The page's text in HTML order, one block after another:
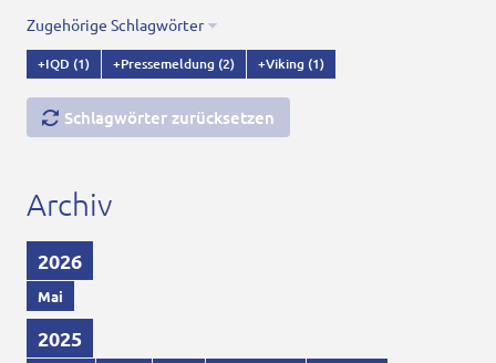
Zugehörige Schlagwörter
+IQD (1) +Pressemeldung (2) +Viking (1)
Schlagwörter zurücksetzen
Archiv
2026
Mai
2025